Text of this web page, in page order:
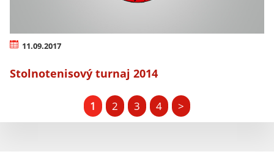
11.09.2017
Stolnotenisový turnaj 2014
1 2 3 4 >